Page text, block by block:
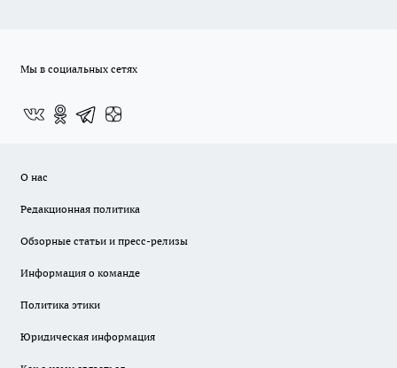
Мы в социальных сетях
О нас
Редакционная политика
Обзорные статьи и пресс-релизы
Информация о команде
Политика этики
Юридическая информация